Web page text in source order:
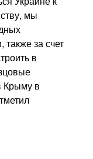
мы
за счет
в
Крыму в